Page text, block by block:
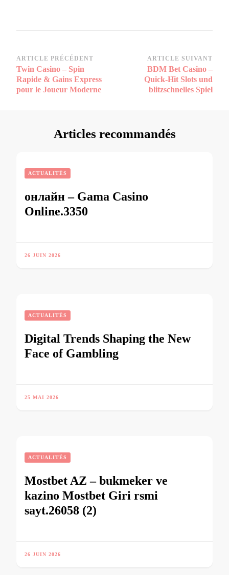
Navigation
d’article
ARTICLE PRÉCÉDENT
Twin Casino – Spin
Rapide & Gains Express
pour le Joueur Moderne
ARTICLE SUIVANT
BDM Bet Casino –
Quick‑Hit Slots und
blitzschnelles Spiel
Articles recommandés
ACTUALITÉS
онлайн – Gama Casino
Online.3350
26 JUIN 2026
ACTUALITÉS
Digital Trends Shaping the New
Face of Gambling
25 MAI 2026
ACTUALITÉS
Mostbet AZ – bukmeker ve
kazino Mostbet Giri rsmi
sayt.26058 (2)
26 JUIN 2026